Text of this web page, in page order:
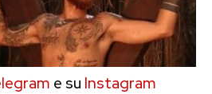
e su Instagram